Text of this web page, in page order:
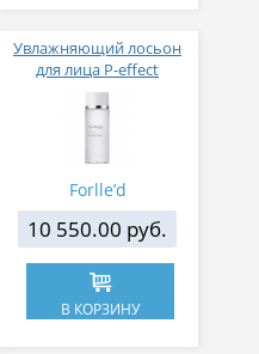
Увлажняющий лосьон
для лица P-effect
refinishing lotion РН 5.4-
6.4
Forlle’d
10 550.00 руб.
В КОРЗИНУ